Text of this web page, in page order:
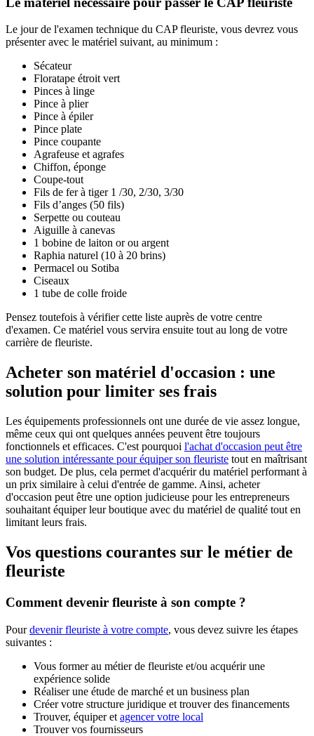
Le jour de l'examen technique du CAP fleuriste, vous devrez vous
présenter avec le matériel suivant, au minimum :
Sécateur
Floratape étroit vert
Pinces à linge
Pince à plier
Pince à épiler
Pince plate
Pince coupante
Agrafeuse et agrafes
Chiffon, éponge
Coupe-tout
Fils de fer à tiger 1 /30, 2/30, 3/30
Fils d’anges (50 fils)
Serpette ou couteau
Aiguille à canevas
1 bobine de laiton or ou argent
Raphia naturel (10 à 20 brins)
Permacel ou Sotiba
Ciseaux
1 tube de colle froide
Pensez toutefois à vérifier cette liste auprès de votre centre
d'examen. Ce matériel vous servira ensuite tout au long de votre
carrière de fleuriste.
Acheter son matériel d'occasion : une
solution pour limiter ses frais
Les équipements professionnels ont une durée de vie assez longue,
même ceux qui ont quelques années peuvent être toujours
fonctionnels et efficaces. C'est pourquoi l'achat d'occasion peut être
une solution intéressante pour équiper son fleuriste tout en maîtrisant
son budget. De plus, cela permet d'acquérir du matériel performant à
un prix similaire à celui d'entrée de gamme. Ainsi, acheter
d'occasion peut être une option judicieuse pour les entrepreneurs
souhaitant équiper leur boutique avec du matériel de qualité tout en
limitant leurs frais.
Vos questions courantes sur le métier de
fleuriste
Comment devenir fleuriste à son compte ?
Pourdevenir fleuriste à votre compte, vous devez suivre les étapes
suivantes :
Vous former au métier de fleuriste et/ou acquérir une
expérience solide
Réaliser une étude de marché et un business plan
Créer votre structure juridique et trouver des financements
Trouver, équiper et agencer votre local
Trouver vos fournisseurs